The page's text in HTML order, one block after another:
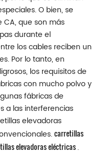
O bien, se
CA, que son más
durante el
los cables reciben un
Por lo tanto, en
los requisitos de
con mucho polvo y
fábricas de
a las interferencias
elevadoras
carretillas
elevadoras eléctricas.